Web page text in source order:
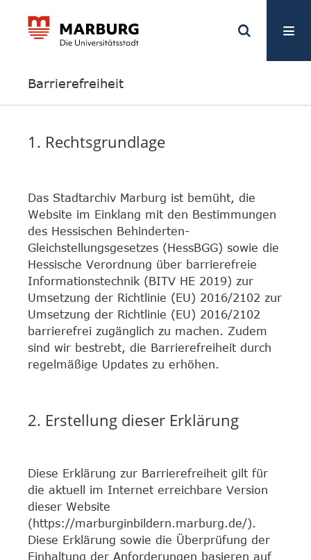
Barrierefreiheit
1. Rechtsgrundlage
Das Stadtarchiv Marburg ist bemüht, die
Website im Einklang mit den Bestimmungen
des Hessischen Behinderten-
Gleichstellungsgesetzes (HessBGG) sowie die
Hessische Verordnung über barrierefreie
Informationstechnik (BITV HE 2019) zur
Umsetzung der Richtlinie (EU) 2016/2102 zur
Umsetzung der Richtlinie (EU) 2016/2102
barrierefrei zugänglich zu machen. Zudem
sind wir bestrebt, die Barrierefreiheit durch
regelmäßige Updates zu erhöhen.
2. Erstellung dieser Erklärung
Diese Erklärung zur Barrierefreiheit gilt für
die aktuell im Internet erreichbare Version
dieser Website
(https://marburginbildern.marburg.de/).
Diese Erklärung sowie die Überprüfung der
Einhaltung der Anforderungen basieren auf